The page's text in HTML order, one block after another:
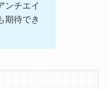
ンチエイ
期待でき